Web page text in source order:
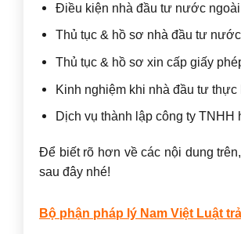
Điều kiện nhà đầu tư nước
Thủ tục & hồ sơ nhà đầu tư
Thủ tục & hồ sơ xin cấp giấy
Kinh nghiệm khi nhà đầu tư
Dịch vụ thành lập công ty
Để biết rõ hơn về các nội dung
sau đây nhé!
Bộ phận pháp lý Nam Việt Luật